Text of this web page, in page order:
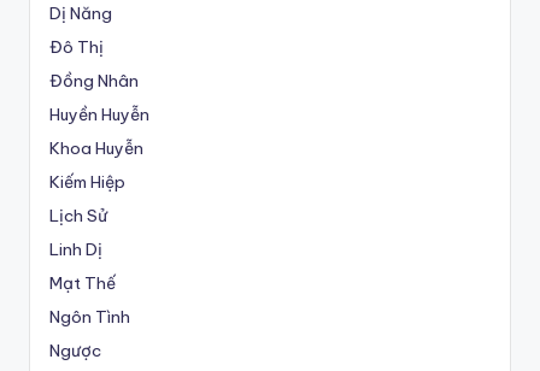
Dị Năng
Đô Thị
Đồng Nhân
Huyền Huyễn
Khoa Huyễn
Kiếm Hiệp
Lịch Sử
Linh Dị
Mạt Thế
Ngôn Tình
Ngược